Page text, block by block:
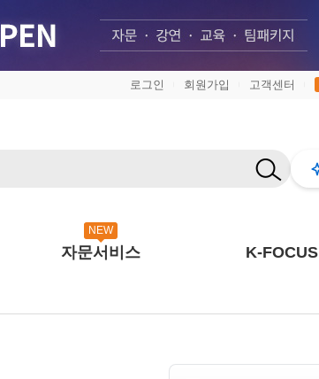
로그인 회원가입 고객센터
NEW
자문서비스 K-FOCUS